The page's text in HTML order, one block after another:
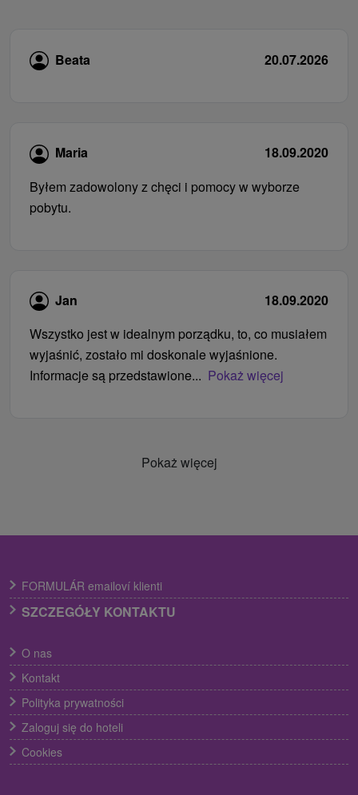
Beata 20.07.2026
Maria
18.09.2020
Byłem zadowolony z chęci i pomocy w wyborze
pobytu.
Jan
18.09.2020
Wszystko jest w idealnym porządku, to, co musiałem
wyjaśnić, zostało mi doskonale wyjaśnione.
Informacje są przedstawione... Pokaż więcej
Pokaż więcej
FORMULÁR emailoví klienti
SZCZEGÓŁY KONTAKTU
O nas
Kontakt
Polityka prywatności
Zaloguj się do hoteli
Cookies